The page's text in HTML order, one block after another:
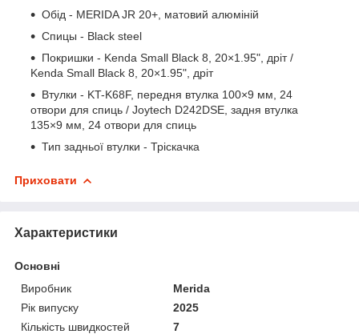
Обід - MERIDA JR 20+, матовий алюміній
Спицы - Black steel
Покришки - Kenda Small Black 8, 20×1.95", дріт /
Kenda Small Black 8, 20×1.95", дріт
Втулки - KT-K68F, передня втулка 100×9 мм, 24
отвори для спиць / Joytech D242DSE, задня втулка
135×9 мм, 24 отвори для спиць
Тип задньої втулки - Тріскачка
Приховати
Характеристики
Основні
Виробник
Merida
Рік випуску
2025
Кількість швидкостей
7